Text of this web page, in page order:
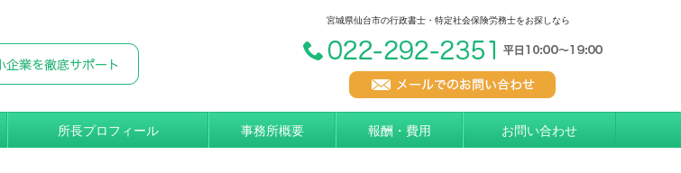
宮城県仙台市の行政書士・特定社会保険労務士をお探しなら
所長プロフィール 事務所概要 報酬・費用 お問い合わせ